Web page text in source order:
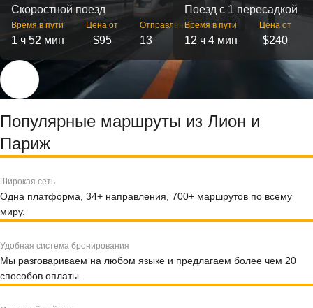
Скоростной поезд
Время в пути
1 ч 52 мин
Цена от
$95
Отправлений
13
Поезд с 1 пересадкой
Время в пути
12 ч 4 мин
Цена от
$240
Популярные маршруты из Лион и
Париж
Широкая сеть
Одна платформа, 34+ направления, 700+ маршрутов по всему
миру.
Удобная система бронирования
Мы разговариваем на любом языке и предлагаем более чем 20
способов оплаты.